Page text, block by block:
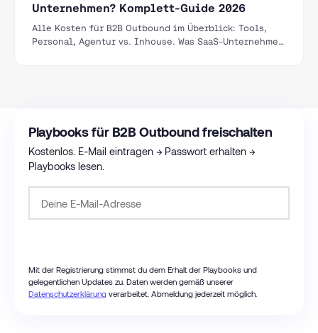
Unternehmen? Komplett-Guide 2026
Alle Kosten für B2B Outbound im Überblick: Tools,
Personal, Agentur vs. Inhouse. Was SaaS-Unternehmen
Playbooks für B2B Outbound freischalten
Kostenlos. E-Mail eintragen → Passwort erhalten →
Playbooks lesen.
Mit der Registrierung stimmst du dem Erhalt der Playbooks und
gelegentlichen Updates zu. Daten werden gemäß unserer
Datenschutzerklärung verarbeitet. Abmeldung jederzeit möglich.